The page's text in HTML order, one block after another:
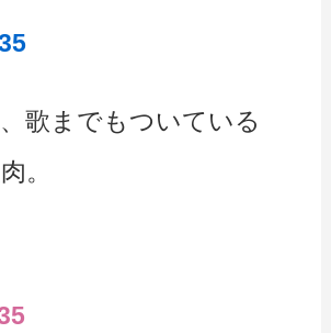
、歌までもついている
。